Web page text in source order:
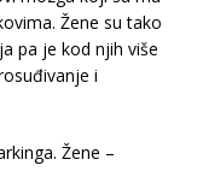
Žene su tako
pa je kod njih više
i
Žene –